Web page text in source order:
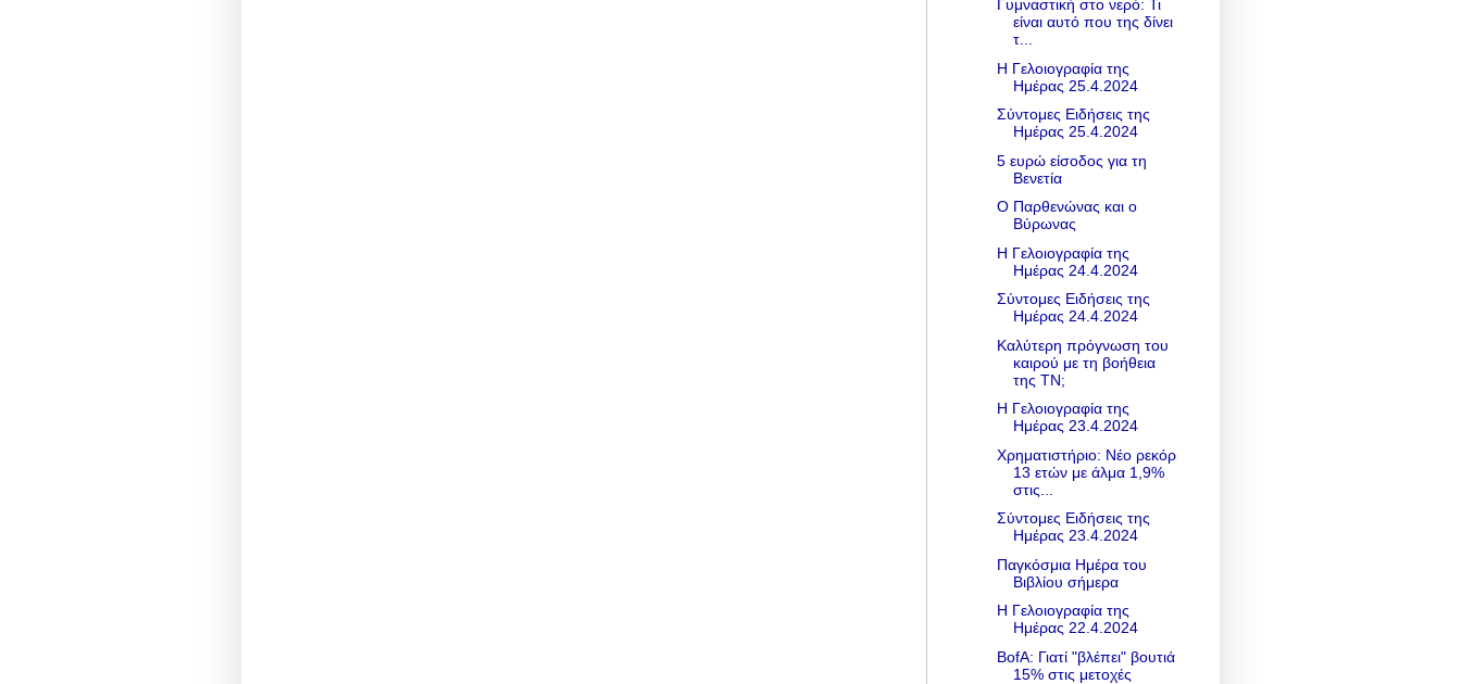
Γυμναστική στο νερό: Τι
είναι αυτό που της δίνει
τ...
Η Γελοιογραφία της
Ημέρας 25.4.2024
Σύντομες Ειδήσεις της
Ημέρας 25.4.2024
5 ευρώ είσοδος για τη
Βενετία
Ο Παρθενώνας και ο
Βύρωνας
Η Γελοιογραφία της
Ημέρας 24.4.2024
Σύντομες Ειδήσεις της
Ημέρας 24.4.2024
Καλύτερη πρόγνωση του
καιρού με τη βοήθεια
της ΤΝ;
Η Γελοιογραφία της
Ημέρας 23.4.2024
Χρηματιστήριο: Νέο ρεκόρ
13 ετών με άλμα 1,9%
στις...
Σύντομες Ειδήσεις της
Ημέρας 23.4.2024
Παγκόσμια Ημέρα του
Βιβλίου σήμερα
Η Γελοιογραφία της
Ημέρας 22.4.2024
BofA: Γιατί "βλέπει" βουτιά
15% στις μετοχές